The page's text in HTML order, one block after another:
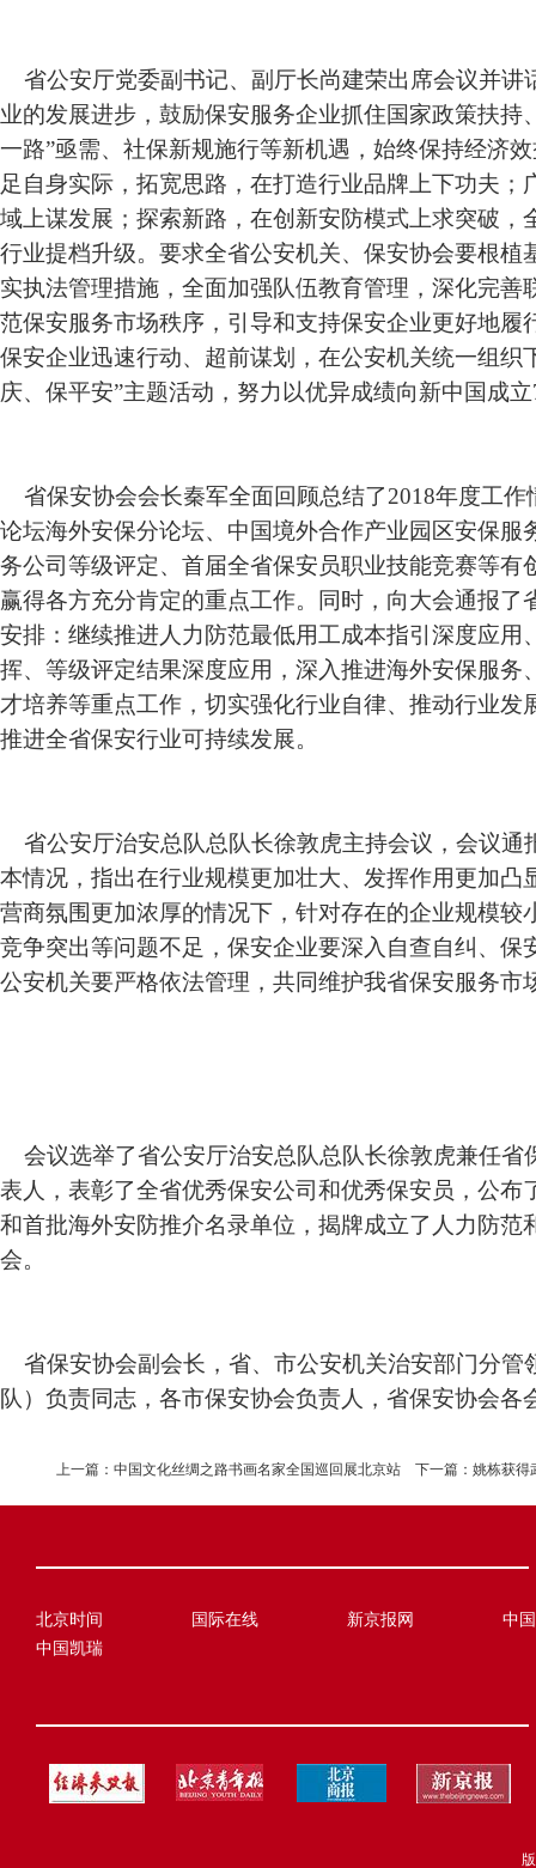
省公安厅党委副书记、副厅长尚建荣出席会议并讲
业的发展进步，鼓励保安服务企业抓住国家政策扶持
一路”亟需、社保新规施行等新机遇，始终保持经济
足自身实际，拓宽思路，在打造行业品牌上下功夫；
域上谋发展；探索新路，在创新安防模式上求突破，
行业提档升级。要求全省公安机关、保安协会要根植
实执法管理措施，全面加强队伍教育管理，深化完善
范保安服务市场秩序，引导和支持保安企业更好地履
保安企业迅速行动、超前谋划，在公安机关统一组织
庆、保平安”主题活动，努力以优异成绩向新中国成
省保安协会会长秦军全面回顾总结了2018年度工作
论坛海外安保分论坛、中国境外合作产业园区安保服
务公司等级评定、首届全省保安员职业技能竞赛等有
赢得各方充分肯定的重点工作。同时，向大会通报了
安排：继续推进人力防范最低用工成本指引深度应用
挥、等级评定结果深度应用，深入推进海外安保服务
才培养等重点工作，切实强化行业自律、推动行业发
推进全省保安行业可持续发展。
省公安厅治安总队总队长徐敦虎主持会议，会议通
本情况，指出在行业规模更加壮大、发挥作用更加凸
营商氛围更加浓厚的情况下，针对存在的企业规模较
竞争突出等问题不足，保安企业要深入自查自纠、保
公安机关要严格依法管理，共同维护我省保安服务市
会议选举了省公安厅治安总队总队长徐敦虎兼任省
表人，表彰了全省优秀保安公司和优秀保安员，公布
和首批海外安防推介名录单位，揭牌成立了人力防范
会。
省保安协会副会长，省、市公安机关治安部门分管
队）负责同志，各市保安协会负责人，省保安协会各
上一篇： 中国文化丝绸之路书画名家全国巡回展北京站下一篇： 姚栋获得
北京时间 国际在线 新京报网
中
中国凯瑞